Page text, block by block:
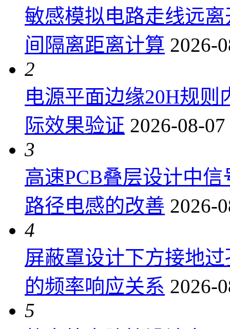
敏感模拟电路走线远
间隔离距离计算 2026-
2
电源平面边缘20H规
际效果验证 2026-08-
3
高速PCB叠层设计中
路径电感的改善 2026-
4
屏蔽罩设计下方接地
的频率响应关系 2026-
5